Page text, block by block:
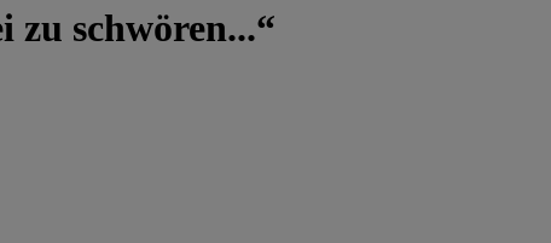
zu schwören...“